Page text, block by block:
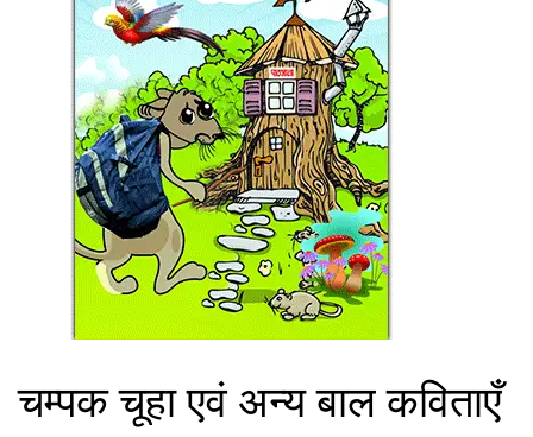
चम्पक चूहा एवं अन्य बाल कविताएँ